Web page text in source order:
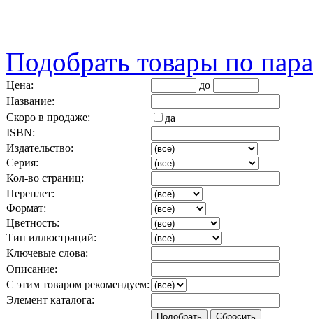
Подобрать товары по
Цена:
до
Название:
Скоро в продаже:
да
ISBN:
Издательство:
Серия:
Кол-во страниц:
Переплет:
Формат:
Цветность:
Тип иллюстраций:
Ключевые слова:
Описание:
С этим товаром рекомендуем:
Элемент каталога: